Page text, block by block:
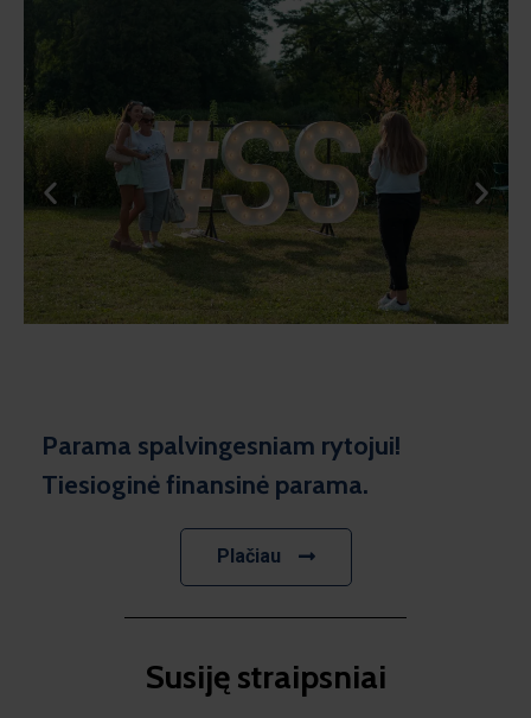
Parama spalvingesniam rytojui!
Tiesioginė finansinė parama.
Plačiau
Susiję straipsniai​